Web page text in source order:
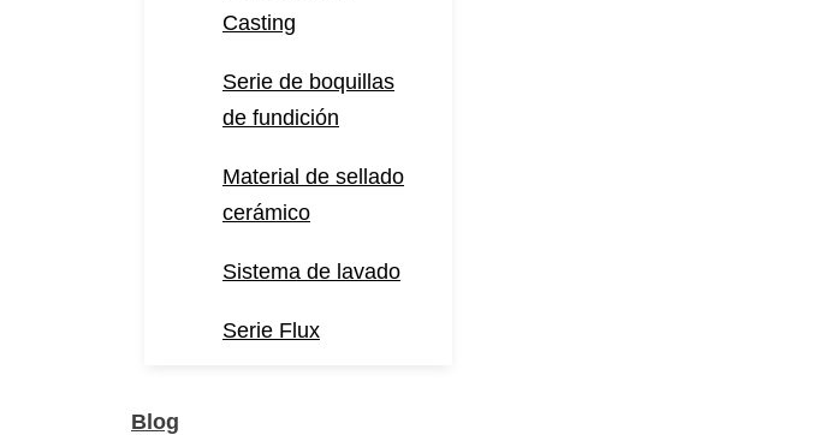
Casting
Serie de boquillas
de fundición
Material de sellado
cerámico
Sistema de lavado
Serie Flux
Blog